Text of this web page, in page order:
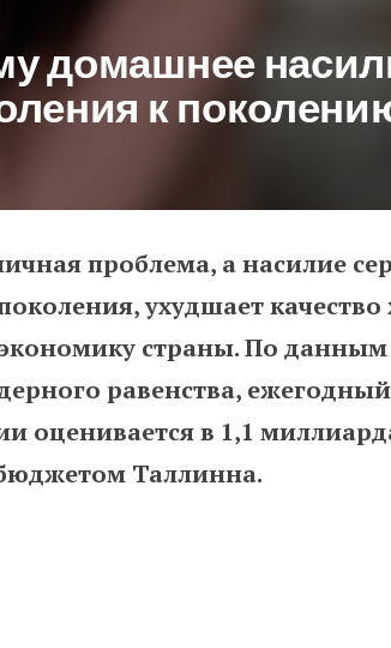
домашнее
к
насилие
проблема, а насилие
ухудшает
страны. По данным
равенства,
оценивается в 1,1
Таллинна.